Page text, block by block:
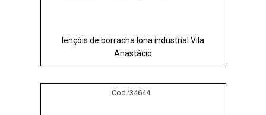
lençóis de borracha lona industrial Vila
Anastácio
Cod.:34644